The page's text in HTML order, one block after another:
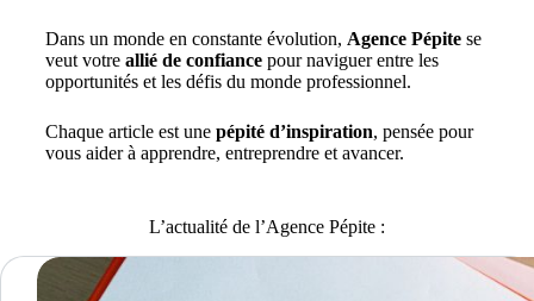
Dans un monde en constante évolution, Agence Pépite se
veut votreallié de confiance pour naviguer entre les
opportunités et les défis du monde professionnel.
Chaque article est unepépité d’inspiration, pensée pour
vous aider à apprendre, entreprendre et avancer.
L’actualité de l’Agence Pépite :